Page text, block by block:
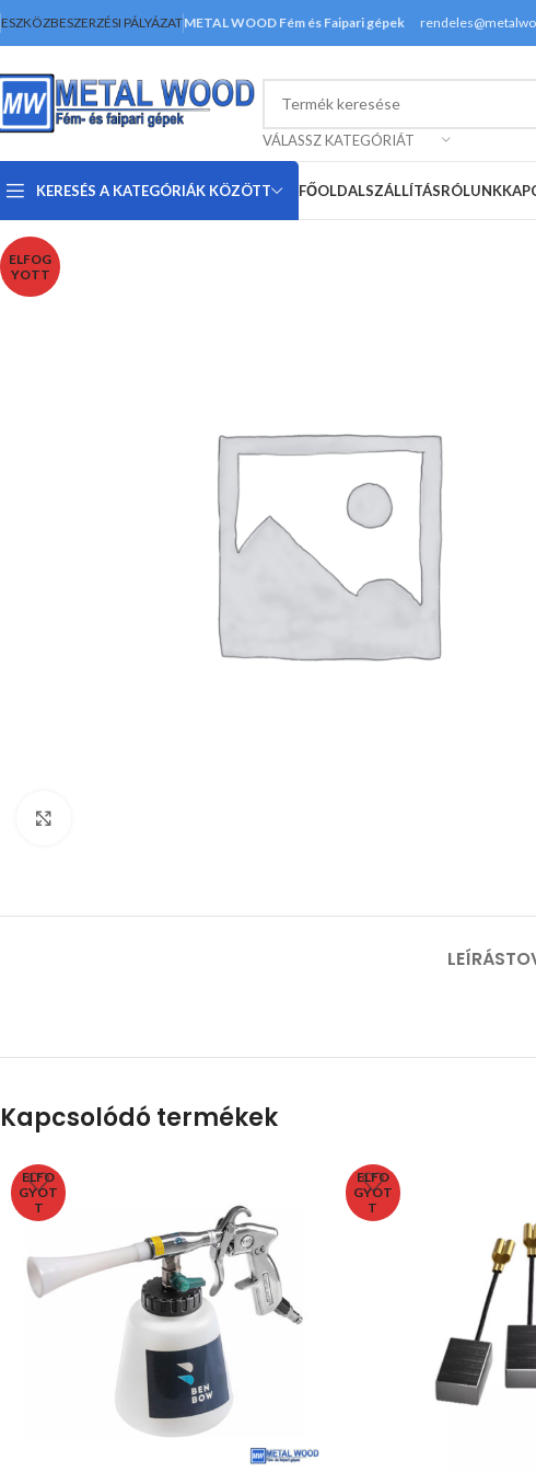
ESZKÖZBESZERZÉSI PÁLYÁZATMETAL WOOD Fém és Faipari gépek
VÁLASSZ KATEGÓRIÁT
KERESÉS A KATEGÓRIÁK KÖZÖTT FŐOLDALSZÁLLÍTÁSRÓLUNK
ELFOG
YOTT
LEÍRÁS
Kapcsolódó termékek
ELFO
GYOT
T
ELFO
GYOT
T